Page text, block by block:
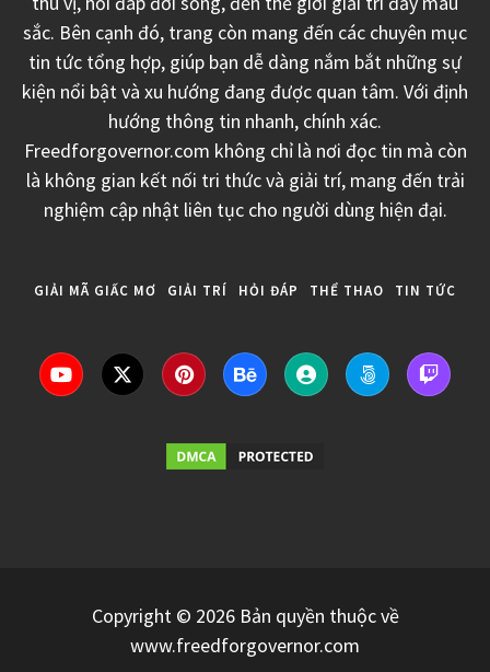
sắc. Bên cạnh đó, trang còn mang đến các chuyên mục
tin tức tổng hợp, giúp bạn dễ dàng nắm bắt những sự
kiện nổi bật và xu hướng đang được quan tâm. Với định
hướng thông tin nhanh, chính xác.
Freedforgovernor.com không chỉ là nơi đọc tin mà còn
là không gian kết nối tri thức và giải trí, mang đến trải
nghiệm cập nhật liên tục cho người dùng hiện đại.
GIẢI MÃ GIẤC MƠ GIẢI TRÍ HỎI ĐÁP THỂ THAO TIN TỨC
Copyright © 2026 Bản quyền thuộc về
www.freedforgovernor.com